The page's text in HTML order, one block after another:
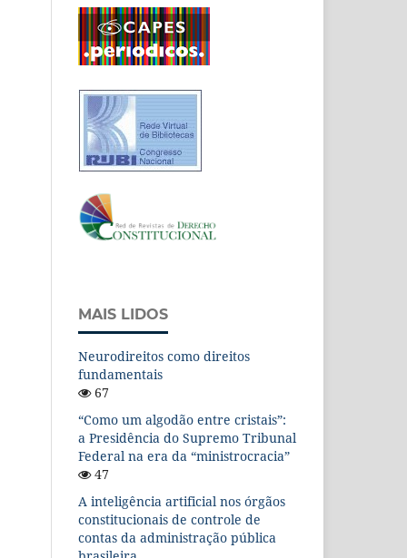
MAIS LIDOS
Neurodireitos como direitos
fundamentais
67
“Como um algodão entre cristais”:
a Presidência do Supremo Tribunal
Federal na era da “ministrocracia”
47
A inteligência artificial nos órgãos
constitucionais de controle de
contas da administração pública